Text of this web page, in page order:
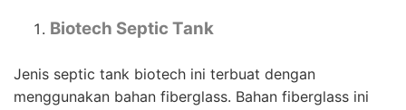
Biotech Septic Tank
Jenis septic tank biotech ini terbuat dengan
menggunakan bahan fiberglass. Bahan fiberglass ini